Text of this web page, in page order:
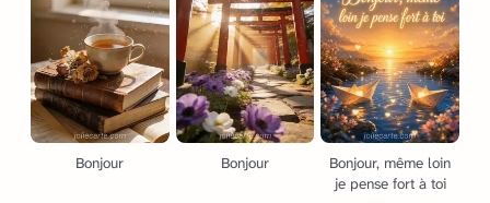
Bonjour Bonjour
Bonjour, même loin
je pense fort à toi